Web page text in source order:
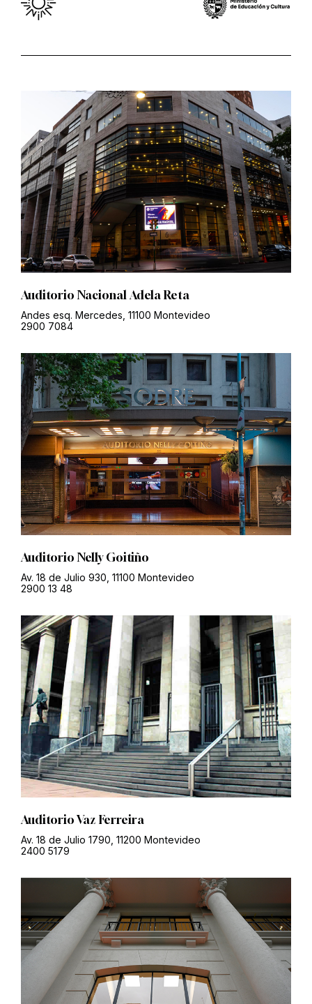
Auditorio Nacional Adela Reta
Andes esq. Mercedes, 11100 Montevideo
2900 7084
Auditorio Nelly Goitiño
Av. 18 de Julio 930, 11100 Montevideo
2900 13 48
Auditorio Vaz Ferreira
Av. 18 de Julio 1790, 11200 Montevideo
2400 5179